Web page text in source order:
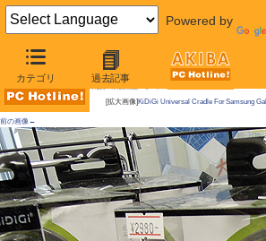
Powered by
カテゴリ 過去記事
AKIBA PC Hotline!
[拡大画像] KiDiGi Universal Cradle For Samsung
前の画像←